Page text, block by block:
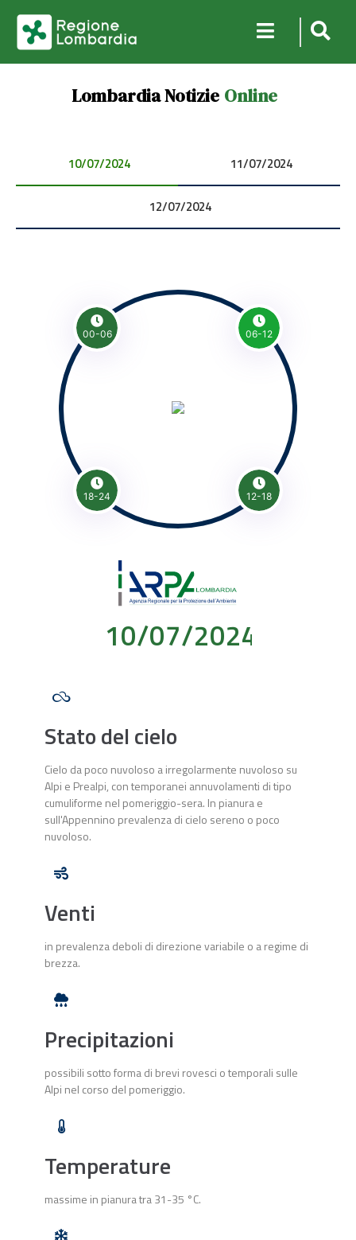
Lombardia Notizie Online
10/07/2024 00:00:00 11/07/2024 00:00:00
12/07/2024 00:00:00
00-06 06-12
18-24 12-18
10/07/2024
Stato del cielo
Cielo da poco nuvoloso a irregolarmente nuvoloso su
Alpi e Prealpi, con temporanei annuvolamenti di tipo
cumuliforme nel pomeriggio-sera. In pianura e
sull'Appennino prevalenza di cielo sereno o poco
nuvoloso.
Venti
in prevalenza deboli di direzione variabile o a regime di
brezza.
Precipitazioni
possibili sotto forma di brevi rovesci o temporali sulle
Alpi nel corso del pomeriggio.
Temperature
massime in pianura tra 31-35 °C.